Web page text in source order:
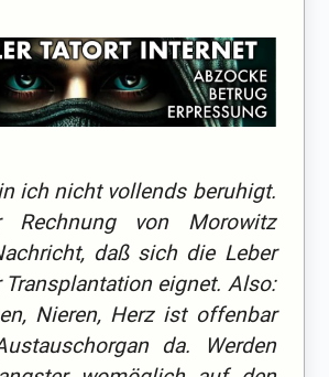
ich nicht vollends beruhigt.
Rechnung von Morowitz
daß sich die Leber
eignet. Also:
Nieren, Herz ist offenbar
da. Werden